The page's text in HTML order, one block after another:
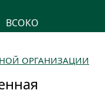
ВСОКО
ОРГАНИЗАЦИИ